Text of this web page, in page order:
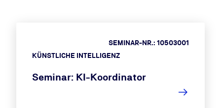
KÜNSTLICHE INTELLIGENZ
SEMINAR-NR.: 10503001
Seminar: KI-Koordinator